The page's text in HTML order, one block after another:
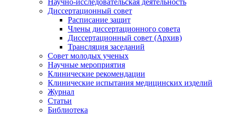
Научно-исследовательская деятельность
Диссертационный совет
Расписание защит
Члены диссертационного совета
Диссертационный совет (Архив)
Трансляция заседаний
Совет молодых ученых
Научные мероприятия
Клинические рекомендации
Клинические испытания медицинских изделий
Журнал
Статьи
Библиотека